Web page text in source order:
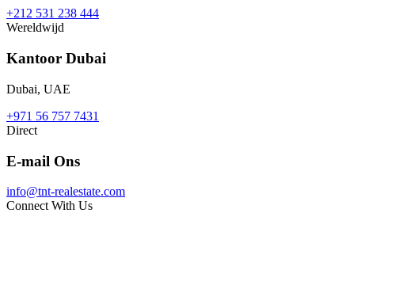
+212 531 238 444
Wereldwijd
Kantoor Dubai
Dubai, UAE
+971 56 757 7431
Direct
E-mail Ons
info@tnt-realestate.com
Connect With Us